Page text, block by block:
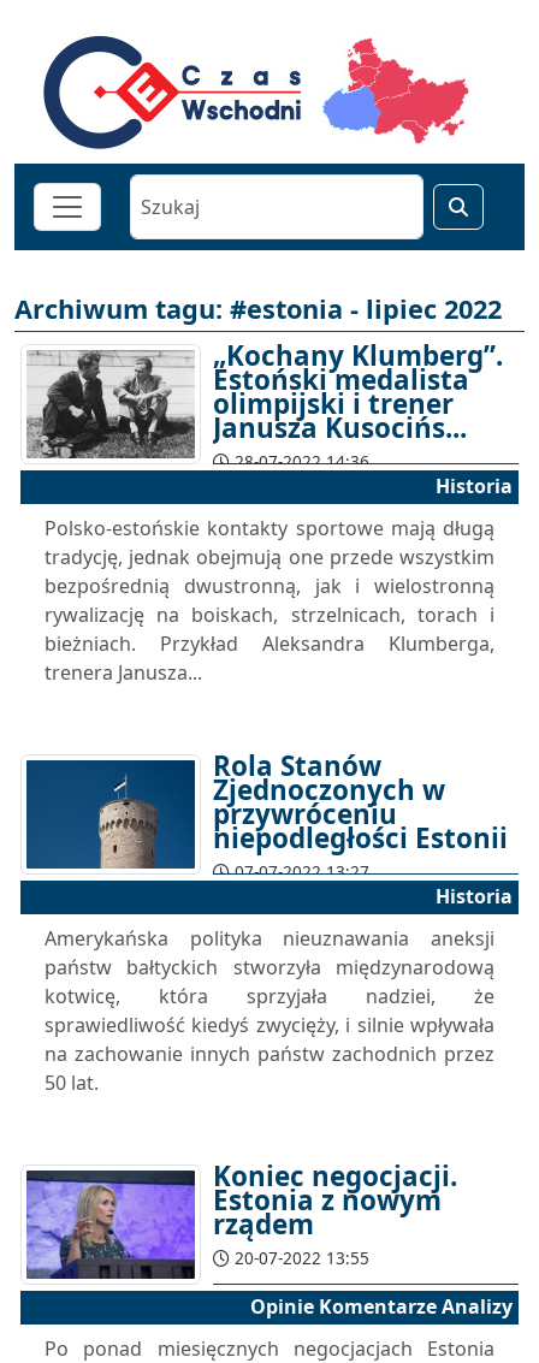
Archiwum tagu: #estonia - lipiec 2022
„Kochany Klumberg”.
Estoński medalista
olimpijski i trener
Janusza Kusocińs...
28-07-2022 14:36
Historia
Polsko-estońskie kontakty sportowe mają długą
tradycję, jednak obejmują one przede wszystkim
bezpośrednią dwustronną, jak i wielostronną
rywalizację na boiskach, strzelnicach, torach i
bieżniach. Przykład Aleksandra Klumberga,
trenera Janusza...
Rola Stanów
Zjednoczonych w
przywróceniu
niepodległości Estonii
07-07-2022 13:27
Historia
Amerykańska polityka nieuznawania aneksji
państw bałtyckich stworzyła międzynarodową
kotwicę, która sprzyjała nadziei, że
sprawiedliwość kiedyś zwycięży, i silnie wpływała
na zachowanie innych państw zachodnich przez
50 lat.
Koniec negocjacji.
Estonia z nowym
rządem
20-07-2022 13:55
Opinie Komentarze Analizy
Po ponad miesięcznych negocjacjach Estonia